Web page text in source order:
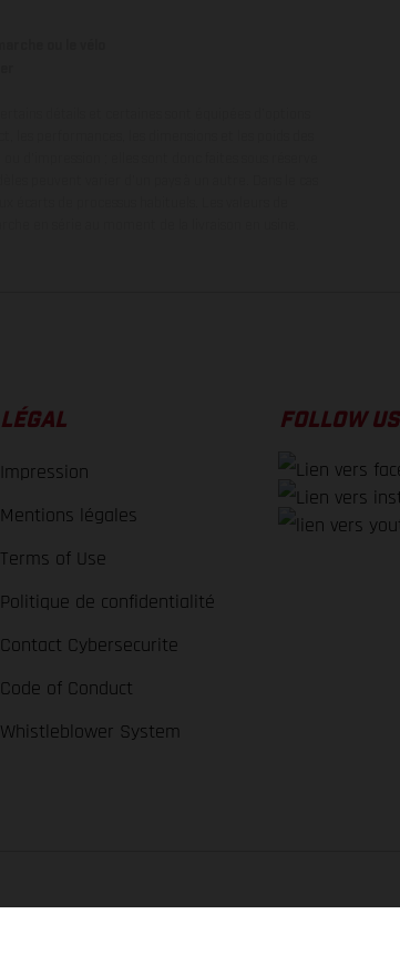
LÉGAL
Impression
Mentions légales
Terms of Use
Politique de confidentialité
Contact Cybersecurite
Code of Conduct
Whistleblower System
FOLLOW US